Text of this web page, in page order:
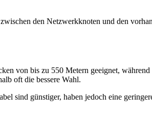
den Netzwerkknoten und den
von bis zu 550 Metern geeignet,
oft die bessere Wahl.
sind günstiger, haben jedoch eine